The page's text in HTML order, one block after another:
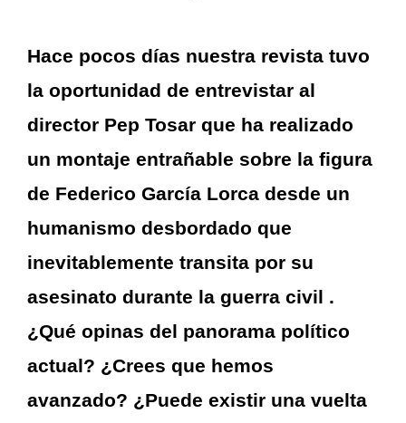
Hace pocos días nuestra revista tuvo
la oportunidad de entrevistar al
director Pep Tosar que ha realizado
un montaje entrañable sobre la figura
de Federico García Lorca desde un
humanismo desbordado que
inevitablemente transita por su
asesinato durante la guerra civil .
¿Qué opinas del panorama político
actual? ¿Crees que hemos
avanzado? ¿Puede existir una vuelta